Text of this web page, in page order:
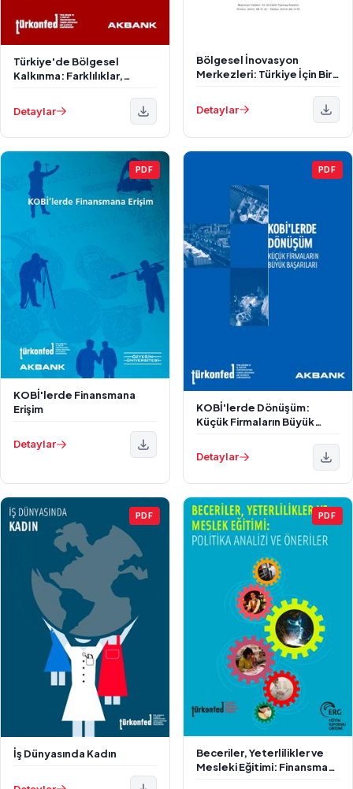
Türkiye'de Bölgesel
Kalkınma: Farklılıklar,
Mekanizma Tasarımı
Detaylar
Bölgesel İnovasyon
Merkezleri: Türkiye İçin Bir
Detaylar
PDF
KOBİ'lerde Finansmana
Erişim
Detaylar
PDF
KOBİ'lerde Dönüşüm:
Küçük Firmaların Büyük
Detaylar
PDF
İş Dünyasında Kadın
PDF
Beceriler, Yeterlilikler ve
Mesleki Eğitimi: Finansman